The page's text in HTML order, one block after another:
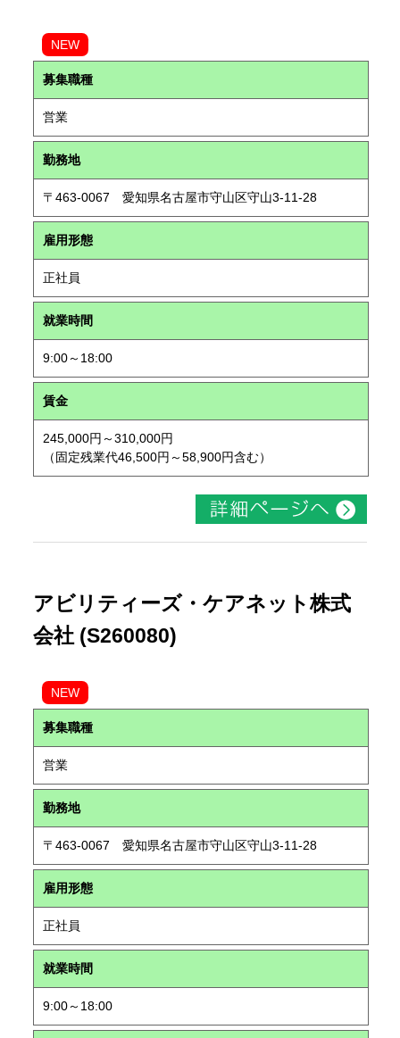
NEW
募集職種
営業
勤務地
〒463-0067 愛知県名古屋市守山区守山3-11-28
雇用形態
正社員
就業時間
9:00～18:00
賃金
245,000円～310,000円
（固定残業代46,500円～58,900円含む）
アビリティーズ・ケアネット株式
会社 (S260080)
NEW
募集職種
営業
勤務地
〒463-0067 愛知県名古屋市守山区守山3-11-28
雇用形態
正社員
就業時間
9:00～18:00